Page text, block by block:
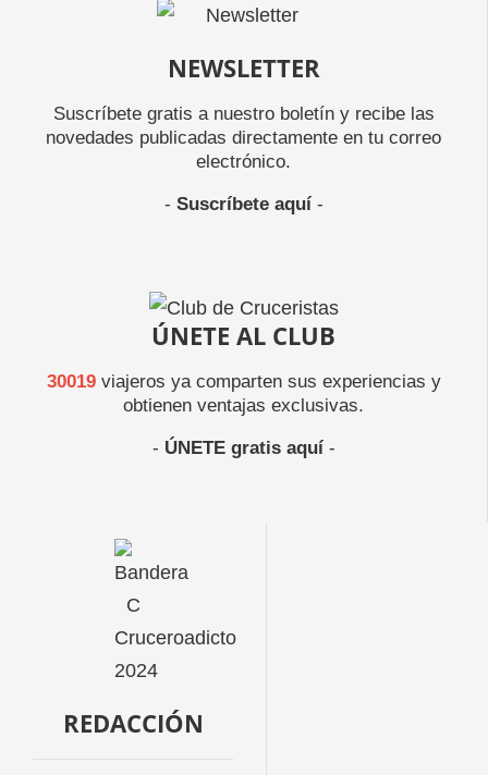
NEWSLETTER
Suscríbete gratis a nuestro boletín y recibe las
novedades publicadas directamente en tu correo
electrónico.
- Suscríbete aquí-
ÚNETE AL CLUB
30019viajeros ya comparten sus experiencias y
obtienen ventajas exclusivas.
- ÚNETE gratis aquí-
REDACCIÓN